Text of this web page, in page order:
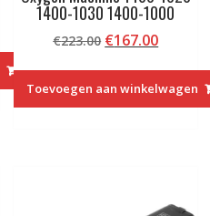
1400-1030 1400-1000
€223.00
was:
€223.00.
€167.00
Toevoegen aan winkelwagen